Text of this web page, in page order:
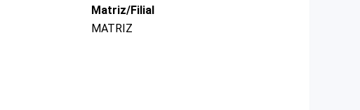
Matriz/Filial
MATRIZ